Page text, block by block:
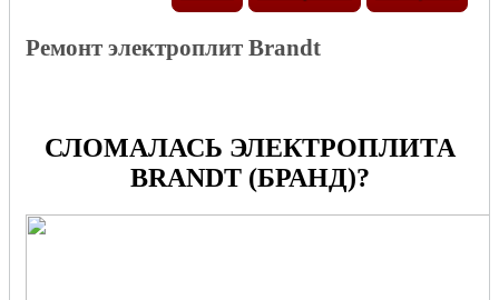
Ремонт электроплит Brandt
СЛОМАЛАСЬ ЭЛЕКТРОПЛИТА
BRANDT (БРАНД)?